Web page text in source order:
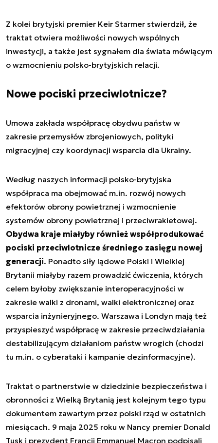
Z kolei brytyjski premier Keir Starmer stwierdził, że
traktat otwiera możliwości nowych wspólnych
inwestycji, a także jest sygnałem dla świata mówiącym
o wzmocnieniu polsko-brytyjskich relacji.
Nowe pociski przeciwlotnicze?
Umowa zakłada współpracę obydwu państw w
zakresie przemysłów zbrojeniowych, polityki
migracyjnej czy koordynacji wsparcia dla Ukrainy.
Według naszych informacji polsko-brytyjska
współpraca ma obejmować m.in. rozwój nowych
efektorów obrony powietrznej i wzmocnienie
systemów obrony powietrznej i przeciwrakietowej.
Obydwa kraje miałyby również współprodukować
pociski przeciwlotnicze średniego zasięgu nowej
generacji. Ponadto siły lądowe Polski i Wielkiej
Brytanii miałyby razem prowadzić ćwiczenia, których
celem byłoby zwiększanie interoperacyjności w
zakresie walki z dronami, walki elektronicznej oraz
wsparcia inżynieryjnego. Warszawa i Londyn mają też
przyspieszyć współpracę w zakresie przeciwdziałania
destabilizującym działaniom państw wrogich (chodzi
tu m.in. o cyberataki i kampanie dezinformacyjne).
Traktat o partnerstwie w dziedzinie bezpieczeństwa i
obronności z Wielką Brytanią jest kolejnym tego typu
dokumentem zawartym przez polski rząd w ostatnich
miesiącach. 9 maja 2025 roku w Nancy premier Donald
Tusk i prezydent Francji Emmanuel Macron podpisali